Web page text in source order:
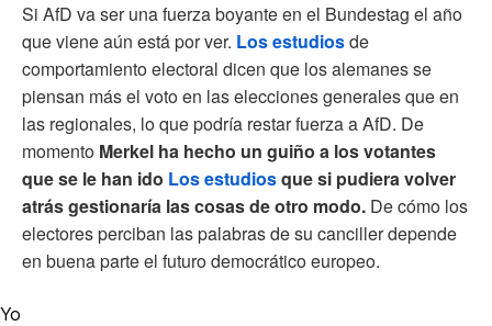
Si AfD va ser una fuerza boyante en el Bundestag el año
que viene aún está por ver. Los estudiosde
comportamiento electoral dicen que los alemanes se
piensan más el voto en las elecciones generales que en
las regionales, lo que podría restar fuerza a AfD. De
momento Merkel ha hecho un guiño a los votantes
que se le han ido Los estudiosque si pudiera volver
atrás gestionaría las cosas de otro modo. De cómo los
electores perciban las palabras de su canciller depende
en buena parte el futuro democrático europeo.
Yo